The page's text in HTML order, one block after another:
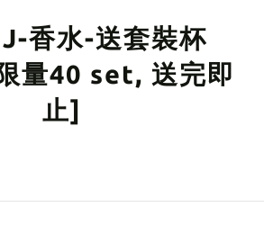
香水-送套裝杯
量40 set, 送完即
止]